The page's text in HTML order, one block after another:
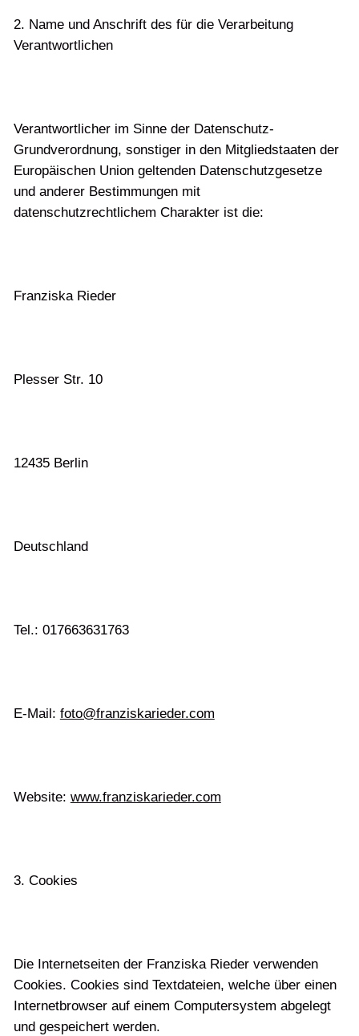
2. Name und Anschrift des für die Verarbeitung
Verantwortlichen
Verantwortlicher im Sinne der Datenschutz-
Grundverordnung, sonstiger in den Mitgliedstaaten der
Europäischen Union geltenden Datenschutzgesetze
und anderer Bestimmungen mit
datenschutzrechtlichem Charakter ist die:
Franziska Rieder
Plesser Str. 10
12435 Berlin
Deutschland
Tel.: 017663631763
E-Mail: foto@franziskarieder.com
Website: www.franziskarieder.com
3. Cookies
Die Internetseiten der Franziska Rieder verwenden
Cookies. Cookies sind Textdateien, welche über einen
Internetbrowser auf einem Computersystem abgelegt
und gespeichert werden.